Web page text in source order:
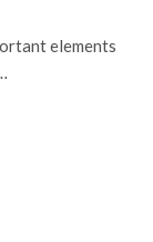
elements